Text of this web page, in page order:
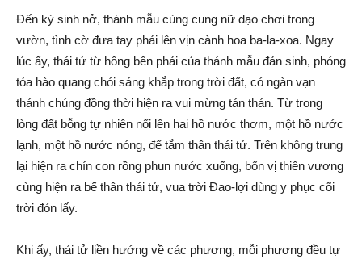
Đến kỳ sinh nở, thánh mẫu cùng cung nữ dạo chơi trong
vườn, tình cờ đưa tay phải lên vịn cành hoa ba-la-xoa. Ngay
lúc ấy, thái tử từ hông bên phải của thánh mẫu đản sinh, phóng
tỏa hào quang chói sáng khắp trong trời đất, có ngàn vạn
thánh chúng đồng thời hiện ra vui mừng tán thán. Từ trong
lòng đất bỗng tự nhiên nổi lên hai hồ nước thơm, một hồ nước
lạnh, một hồ nước nóng, để tắm thân thái tử. Trên không trung
lại hiện ra chín con rồng phun nước xuống, bốn vị thiên vương
cùng hiện ra bế thân thái tử, vua trời Đao-lợi dùng y phục cõi
trời đón lấy.
Khi ấy, thái tử liền hướng về các phương, mỗi phương đều tự